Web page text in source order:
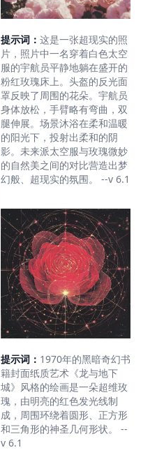
提示词： 这是一张超现实的照
片，照片中一名穿着白色太空
服的宇航员平静地躺在盛开的
粉红玫瑰床上。头盔的反光面
罩反映了周围的花朵。宇航员
身体放松，手臂略有弯曲，双
腿伸展。场景沐浴在柔和温暖
的阳光下，投射出柔和的阴
影。未来派太空服与玫瑰微妙
的自然美之间的对比营造出梦
幻般、超现实的氛围。 --v 6.1
提示词： 1970年的黑暗奇幻书
籍封面纸质艺术《龙与地下
城》风格的绘画是一朵超维玫
瑰，由明亮的红色发光线制
成，周围环绕着圆形、正方形
和三角形的神圣几何形状。 --
v 6.1